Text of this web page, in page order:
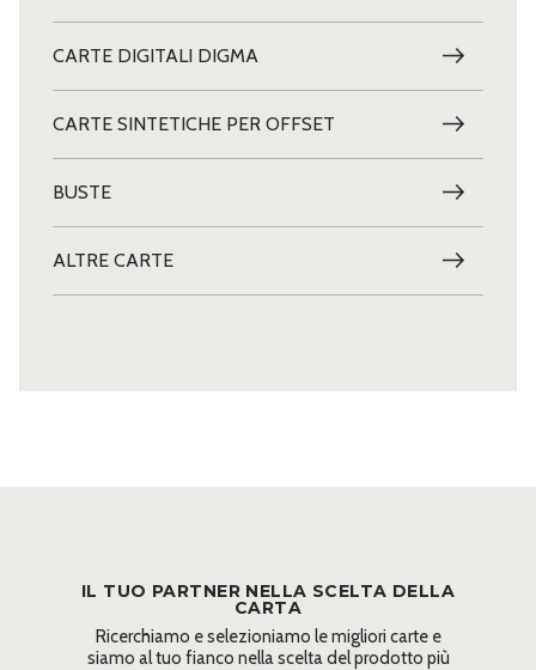
CARTE DIGITALI DIGMA
CARTE SINTETICHE PER OFFSET
BUSTE
ALTRE CARTE
IL TUO PARTNER NELLA SCELTA DELLA
CARTA
Ricerchiamo e selezioniamo le migliori carte e
siamo al tuo fianco nella scelta del prodotto più